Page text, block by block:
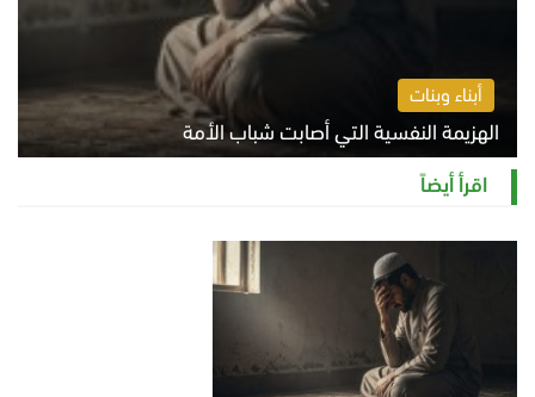
أبناء وبنات
الهزيمة النفسية التي أصابت شباب الأمة
الخميس 6 أغسطس 2026 11:12 ص
اقرأ أيضاً